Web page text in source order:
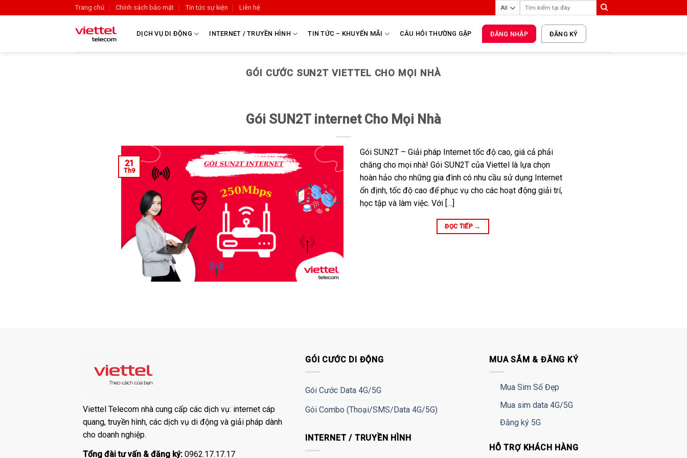
Trang chủ Chính sách bảo mật Tin tức sự kiện Liên hệ
DỊCH VỤ DI ĐỘNG INTERNET / TRUYỀN HÌNH TIN TỨC – KHUYẾN MÃI CÂU HỎI THƯỜNG GẶP ĐĂNG NHẬP ĐĂNG KÝ
GÓI CƯỚC SUN2T VIETTEL CHO MỌI NHÀ
Gói SUN2T internet Cho Mọi Nhà
21
Th9
Gói SUN2T – Giải pháp Internet tốc độ cao, giá cả phải
chăng cho mọi nhà! Gói SUN2T của Viettel là lựa chọn
hoàn hảo cho những gia đình có nhu cầu sử dụng Internet
ổn định, tốc độ cao để phục vụ cho các hoạt động giải trí,
học tập và làm việc. Với […]
ĐỌC TIẾP →
Viettel Telecom nhà cung cấp các dịch vụ: internet cáp
quang, truyền hình, các dịch vụ di động và giải pháp dành
cho doanh nghiệp.
Tổng đài tư vấn & đăng ký: 0962.17.17.17
GÓI CƯỚC DI ĐỘNG
Gói Cước Data 4G/5G
Gói Combo (Thoại/SMS/Data 4G/5G)
INTERNET / TRUYỀN HÌNH
MUA SẮM & ĐĂNG KÝ
Mua Sim Số Đẹp
Mua sim data 4G/5G
Đăng ký 5G
HỖ TRỢ KHÁCH HÀNG